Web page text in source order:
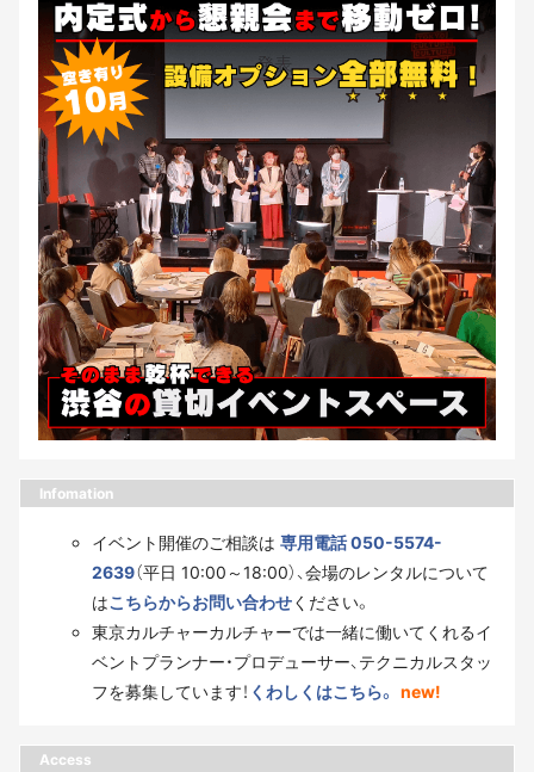
Infomation
イベント開催のご相談は 専用電話 050-5574-
2639（平日 10:00～18:00）、会場のレンタルについて
はこちらからお問い合わせください。
東京カルチャーカルチャーでは一緒に働いてくれるイ
ベントプランナー・プロデューサー、テクニカルスタッ
フを募集しています！ くわしくはこちら。 new!
Access